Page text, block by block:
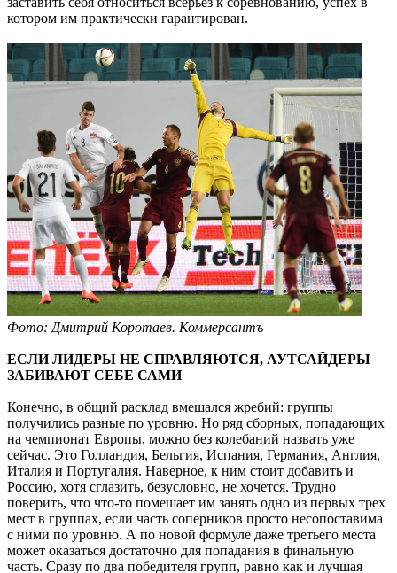
котором им практически гарантирован.
Фото: Дмитрий Коротаев. Коммерсантъ
ЕСЛИ ЛИДЕРЫ НЕ СПРАВЛЯЮТСЯ, АУТСАЙДЕРЫ
ЗАБИВАЮТ СЕБЕ САМИ
Конечно, в общий расклад вмешался жребий: группы
получились разные по уровню. Но ряд сборных, попадающих
на чемпионат Европы, можно без колебаний назвать уже
сейчас. Это Голландия, Бельгия, Испания, Германия, Англия,
Италия и Португалия. Наверное, к ним стоит добавить и
Россию, хотя сглазить, безусловно, не хочется. Трудно
поверить, что что-то помешает им занять одно из первых трех
мест в группах, если часть соперников просто несопоставима
с ними по уровню. А по новой формуле даже третьего места
может оказаться достаточно для попадания в финальную
часть. Сразу по два победителя групп, равно как и лучшая